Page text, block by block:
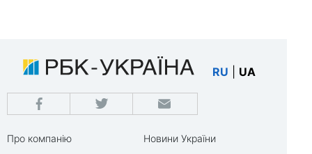
RU UA
Про компанію
Новини України